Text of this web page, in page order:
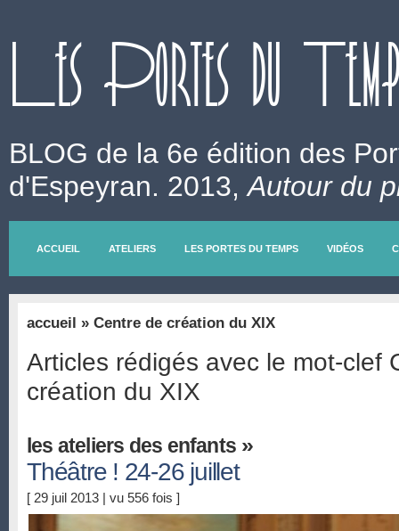
Les Portes du
BLOG de la 6e édition des
d'Espeyran. 2013,Autour du
ACCUEIL ATELIERS LES PORTES DU TEMPS VIDÉOS
accueil » Centre de création du XIX
Articles rédigés avec le mot-clef
création du XIX
les ateliers des enfants »
Théâtre ! 24-26 juillet
[ 29 juil 2013 | vu 556 fois ]